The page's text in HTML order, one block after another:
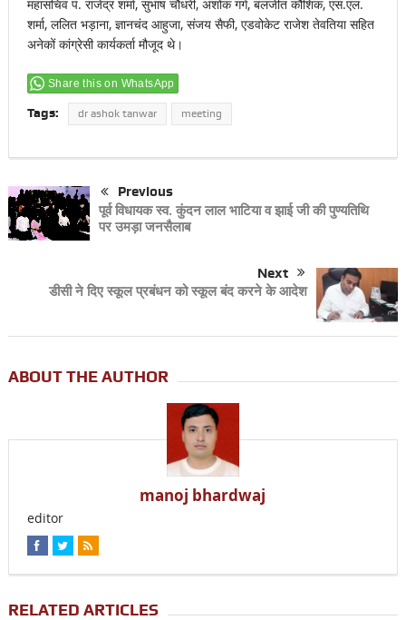
महासचिव पं. राजेंद्र शर्मा, सुभाष चौधरी, अशोक गर्ग, बलजीत कौशिक, एस.एल.
शर्मा, ललित भड़ाना, ज्ञानचंद आहुजा, संजय सैफी, एडवोकेट राजेश तेवतिया सहित
अनेकों कांग्रेसी कार्यकर्ता मौजूद थे।
Share this on WhatsApp
Tags: dr ashok tanwar meeting
Previous
पूर्व विधायक स्व. कुंदन लाल भाटिया व झाई जी की पुण्यतिथि
पर उमड़ा जनसैलाब
Next
डीसी ने दिए स्कूल प्रबंधन को स्कूल बंद करने के आदेश
ABOUT THE AUTHOR
manoj bhardwaj
editor
RELATED ARTICLES